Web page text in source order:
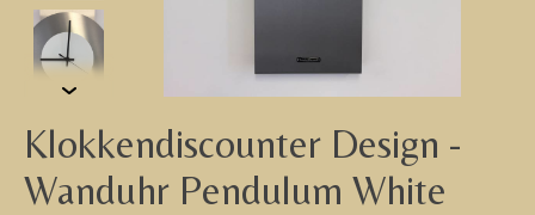
Klokkendiscounter Design -
Wanduhr Pendulum White